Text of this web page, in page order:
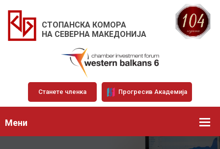
СТОПАНСКА КОМОРА
НА СЕВЕРНА МАКЕДОНИЈА
Станете членка Прогресив Академија
Мени